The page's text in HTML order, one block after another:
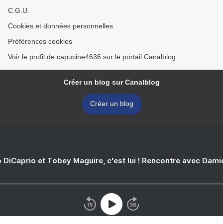
C.G.U.
Cookies et données personnelles
Préférences cookies
Voir le profil de capucine4636 sur le portail Canalblog
Créer un blog sur Canalblog
Créer un blog
DiCaprio et Tobey Maguire, c'est lui ! Rencontre avec